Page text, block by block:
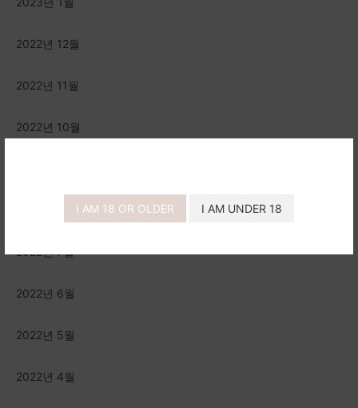
I AM 18 OR OLDER I AM UNDER 18
2022년 12월
2022년 11월
2022년 10월
2022년 7월
2022년 6월
2022년 5월
2022년 4월